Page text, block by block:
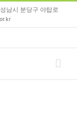
남시 분당구 야탑로